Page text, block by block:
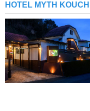
HOTEL MYTH